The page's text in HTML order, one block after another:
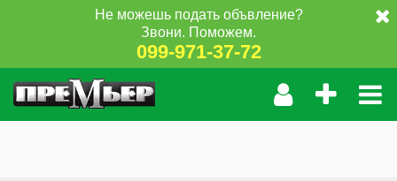
Не можешь подать объвление?
Звони. Поможем.
099-971-37-72